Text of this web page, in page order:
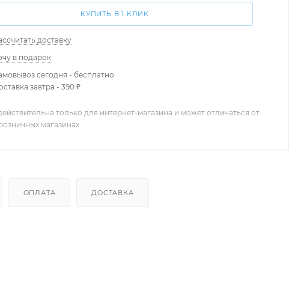
КУПИТЬ В 1 КЛИК
доставку
в подарок
сегодня - бесплатно
завтра - 390 ₽
только для интернет-магазина и может отличаться от
магазинах
ОПЛАТА ДОСТАВКА